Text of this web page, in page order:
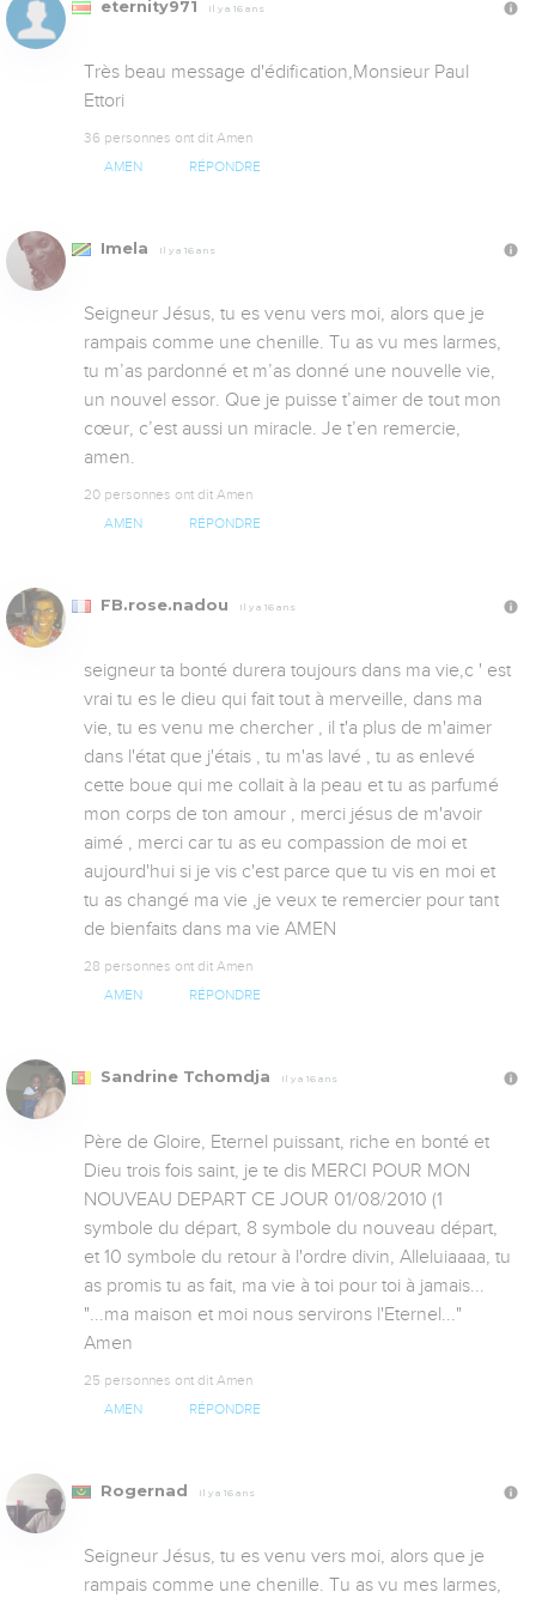
eternity971 Il y a 16 ans
Très beau message d'édification,Monsieur Paul
Ettori
36 personnes ont dit Amen
AMEN RÉPONDRE
Imela Il y a 16 ans
Seigneur Jésus, tu es venu vers moi, alors que je
rampais comme une chenille. Tu as vu mes larmes,
tu m’as pardonné et m’as donné une nouvelle vie,
un nouvel essor. Que je puisse t’aimer de tout mon
cœur, c’est aussi un miracle. Je t’en remercie,
amen.
20 personnes ont dit Amen
AMEN RÉPONDRE
FB.rose.nadou Il y a 16 ans
seigneur ta bonté durera toujours dans ma vie,c ' est
vrai tu es le dieu qui fait tout à merveille, dans ma
vie, tu es venu me chercher , il t'a plus de m'aimer
dans l'état que j'étais , tu m'as lavé , tu as enlevé
cette boue qui me collait à la peau et tu as parfumé
mon corps de ton amour , merci jésus de m'avoir
aimé , merci car tu as eu compassion de moi et
aujourd'hui si je vis c'est parce que tu vis en moi et
tu as changé ma vie ,je veux te remercier pour tant
de bienfaits dans ma vie AMEN
28 personnes ont dit Amen
AMEN RÉPONDRE
Sandrine Tchomdja Il y a 16 ans
Père de Gloire, Eternel puissant, riche en bonté et
Dieu trois fois saint, je te dis MERCI POUR MON
NOUVEAU DEPART CE JOUR 01/08/2010 (1
symbole du départ, 8 symbole du nouveau départ,
et 10 symbole du retour à l'ordre divin, Alleluiaaaa, tu
as promis tu as fait, ma vie à toi pour toi à jamais...
"...ma maison et moi nous servirons l'Eternel..."
Amen
25 personnes ont dit Amen
AMEN RÉPONDRE
Rogernad Il y a 16 ans
Seigneur Jésus, tu es venu vers moi, alors que je
rampais comme une chenille. Tu as vu mes larmes,